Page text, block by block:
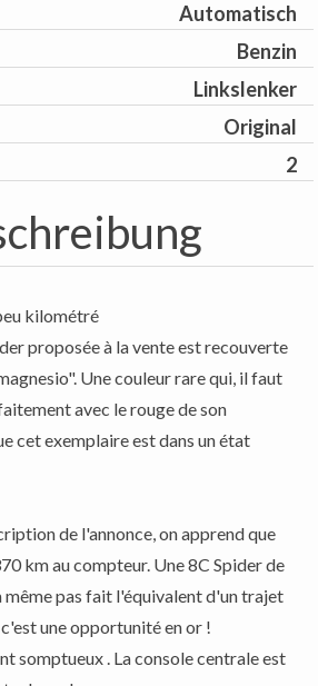
Automatisch
Benzin
Linkslenker
Original
2
kilométré
proposée à la vente est recouverte
Une couleur rare qui, il faut
avec le rouge de son
cet exemplaire est dans un état
de l'annonce, on apprend que
km au compteur. Une 8C Spider de
même pas fait l'équivalent d'un trajet
une opportunité en or !
somptueux . La console centrale est